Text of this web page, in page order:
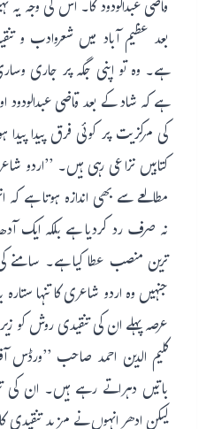
قاضی عبدالودود کا۔ اس کی وجہ یہ
بعد عظیم آباد میں شعروادب و
ہے۔ وہ تو اپنی جگہ پر جاری
ہے کہ شاد کے بعد قاضی عبدالودود
کی مرکزیت پر کوئی فرق پیدا پیدا
کتابیں نزاعی رہی ہیں۔ ’’اردو
مطالعے سے بھی اندازہ ہوتا ہے
نہ صرف رد کردیا ہے بلکہ ایک
ترین منصب عطا کیا ہے۔ سامنے
جنہیں وہ اردو شاعری کا تنہا
عرصہ پہلے ان کی تنقیدی روش کو
کلیم الدین احمد صاحب
باتیں دہراتے رہے ہیں۔ ان کی